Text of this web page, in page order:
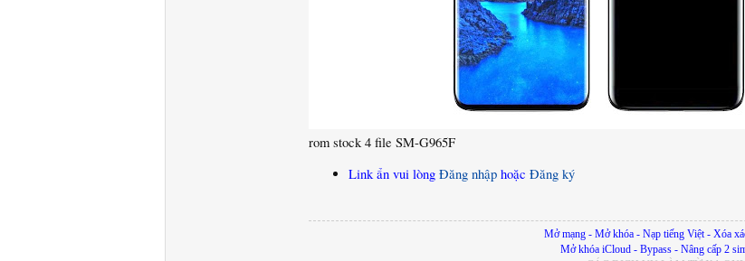
rom stock 4 file SM-G965F
Link ẩn vui lòng Đăng nhập hoặc Đăng ký
Mở mạng - Mở khóa - Nạp tiếng Việt - Xóa
Mở khóa iCloud - Bypass - Nâng cấp 2